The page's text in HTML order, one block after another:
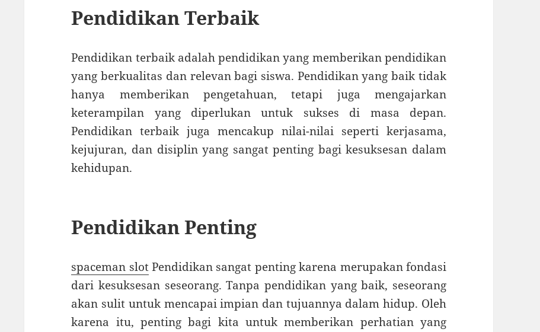
Pendidikan Terbaik
Pendidikan terbaik adalah pendidikan yang memberikan pendidikan
yang berkualitas dan relevan bagi siswa. Pendidikan yang baik tidak
hanya memberikan pengetahuan, tetapi juga mengajarkan
keterampilan yang diperlukan untuk sukses di masa depan.
Pendidikan terbaik juga mencakup nilai-nilai seperti kerjasama,
kejujuran, dan disiplin yang sangat penting bagi kesuksesan dalam
kehidupan.
Pendidikan Penting
spaceman slotPendidikan sangat penting karena merupakan fondasi
dari kesuksesan seseorang. Tanpa pendidikan yang baik, seseorang
akan sulit untuk mencapai impian dan tujuannya dalam hidup. Oleh
karena itu, penting bagi kita untuk memberikan perhatian yang